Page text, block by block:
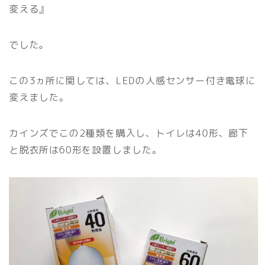
変える』
でした。
この3ヵ所に関しては、LEDの人感センサー付き電球に
変えました。
カインズでこの2種類を購入し、トイレは40形、廊下
と脱衣所は60形を設置しました。